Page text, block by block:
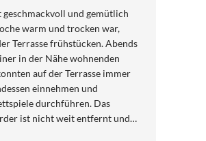
und gemütlich
warm und trocken war,
Terrasse frühstücken. Abends
in der Nähe wohnenden
auf der Terrasse immer
einnehmen und
durchführen. Das
ist nicht weit entfernt und